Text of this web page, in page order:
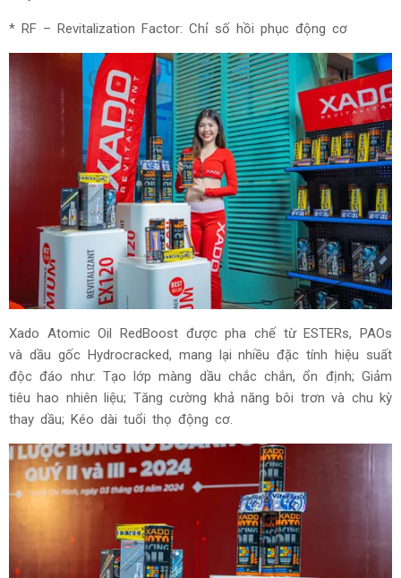
* RF – Revitalization Factor: Chỉ số hồi phục động cơ
Xado Atomic Oil RedBoost được pha chế từ ESTERs, PAOs
và dầu gốc Hydrocracked, mang lại nhiều đặc tính hiệu suất
độc đáo như: Tạo lớp màng dầu chắc chắn, ổn định; Giảm
tiêu hao nhiên liệu; Tăng cường khả năng bôi trơn và chu kỳ
thay dầu; Kéo dài tuổi thọ động cơ.